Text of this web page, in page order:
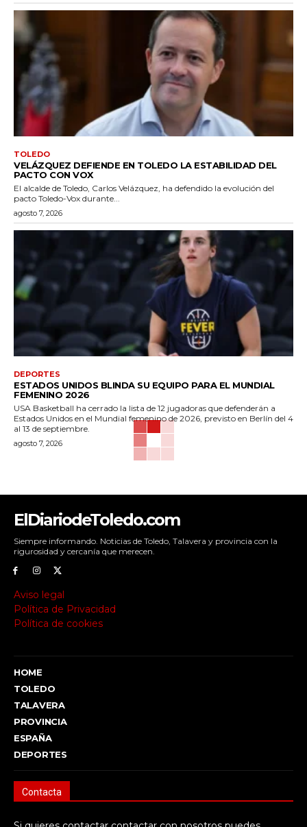
TOLEDO
VELÁZQUEZ DEFIENDE EN TOLEDO LA ESTABILIDAD DEL
PACTO CON VOX
El alcalde de Toledo, Carlos Velázquez, ha defendido la evolución del
pacto Toledo-Vox durante...
agosto 7, 2026
DEPORTES
ESTADOS UNIDOS BLINDA SU EQUIPO PARA EL MUNDIAL
FEMENINO 2026
USA Basketball ha cerrado la lista de 12 jugadoras que defenderán a
Estados Unidos en el Mundial femenino de 2026, previsto en Berlín del 4
al 13 de septiembre.
agosto 7, 2026
ElDiariodeToledo.com
Siempre informando. Noticias de Toledo, Talavera y provincia con la
rigurosidad y cercanía que merecen.
Aviso legal
Política de Privacidad
Política de cookies
HOME
TOLEDO
TALAVERA
PROVINCIA
ESPAÑA
DEPORTES
Contacta